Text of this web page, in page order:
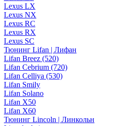
Lexus LX
Lexus NX
Lexus RC
Lexus RX
Lexus SC
Тюнинг Lifan | Лифан
Lifan Breez (520)
Lifan Cebrium (720)
Lifan Celliya (530)
Lifan Smily
Lifan Solano
Lifan X50
Lifan X60
Тюнинг Lincoln | Линкольн